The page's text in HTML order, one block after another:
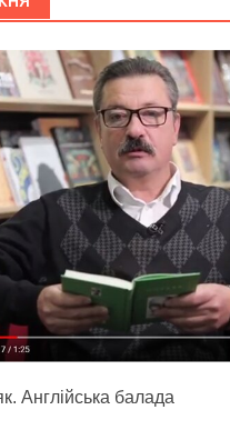
Англійська балада